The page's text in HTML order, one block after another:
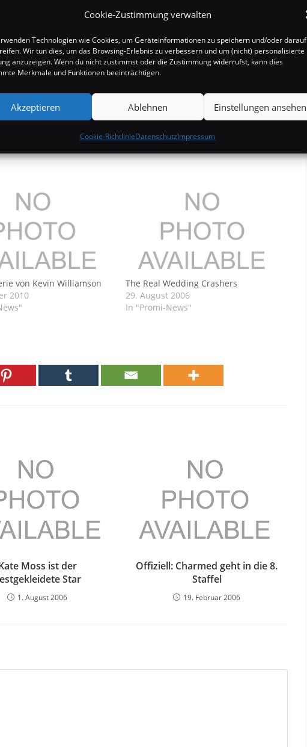
Cookie-Zustimmung verwalten
Technologien wie Cookies, um Geräteinformationen zu speichern und/oder darauf
Wir tun dies, um das Browsing-Erlebnis zu verbessern und um (nicht) personalisierte
anzuzeigen. Wenn du nicht zustimmst oder die Zustimmung widerrufst, kann dies
Merkmale und Funktionen beeinträchtigen.
Akzeptieren Ablehnen Einstellungen ansehen
Cookie-RichtlinieDatenschutzImpressum
von Kevin Williamson
2010
The Real Wedding Crashers
29. August 2006
In "Promi-News"
Moss ist der
Star
1. August 2006
Offiziell: Charmed geht in die 8.
Staffel
19. Februar 2006